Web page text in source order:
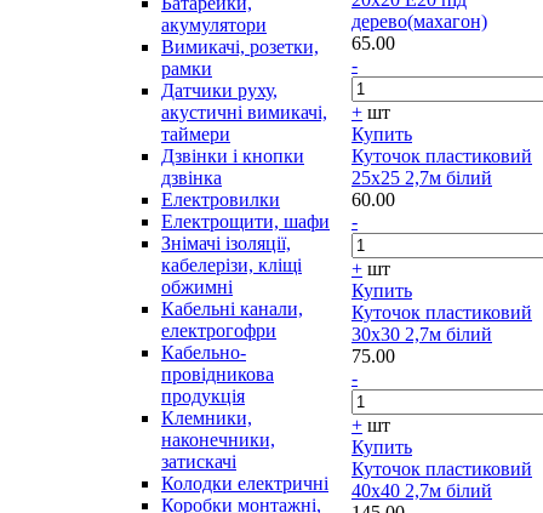
акумулятори
Вимикачі, розетки,
рамки
Датчики руху,
акустичні вимикачі,
таймери
Дзвінки і кнопки
дзвінка
Електровилки
Електрощити, шафи
Знімачі ізоляції,
кабелерізи, кліщі
обжимні
Кабельні канали,
електрогофри
Кабельно-
провідникова
продукція
Клемники,
наконечники,
затискачі
Колодки електричні
Коробки монтажні,
дерево(махагон)
65.00
-
+ шт
Купить
Куточок пластиковий
25х25 2,7м білий
60.00
-
+ шт
Купить
Куточок пластиковий
30х30 2,7м білий
75.00
-
+ шт
Купить
Куточок пластиковий
40х40 2,7м білий